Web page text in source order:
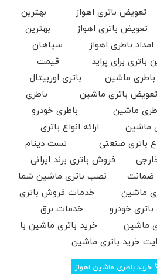
باتری اهواز بهترین
پژو ۲۰۶ تعویض باتری اهواز بهترین
پژو ۲۰۶ امداد باطری اهواز سپاهان
باتری برای پراید قیمت
ماشین باتری اوربیتال
باتری ماشین باطری
ماشین باطری خودرو
ارائه انواع باتری
باتری صنعتی تست دینام
فروش باتری برند ایرانی
ضمانت نصب باتری ماشین شما
خدمات فروش باتری
خودرو خدمات برق
خرید باتری ماشین با
باتری ماشین
باطری ماشین اهواز